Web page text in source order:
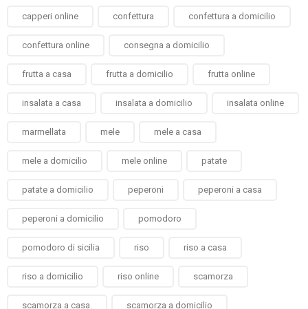
capperi online confettura confettura a domicilio
confettura online consegna a domicilio
frutta a casa frutta a domicilio frutta online
insalata a casa insalata a domicilio insalata online
marmellata mele mele a casa
mele a domicilio mele online patate
patate a domicilio peperoni peperoni a casa
peperoni a domicilio pomodoro
pomodoro di sicilia riso riso a casa
riso a domicilio riso online scamorza
scamorza a casa. scamorza a domicilio